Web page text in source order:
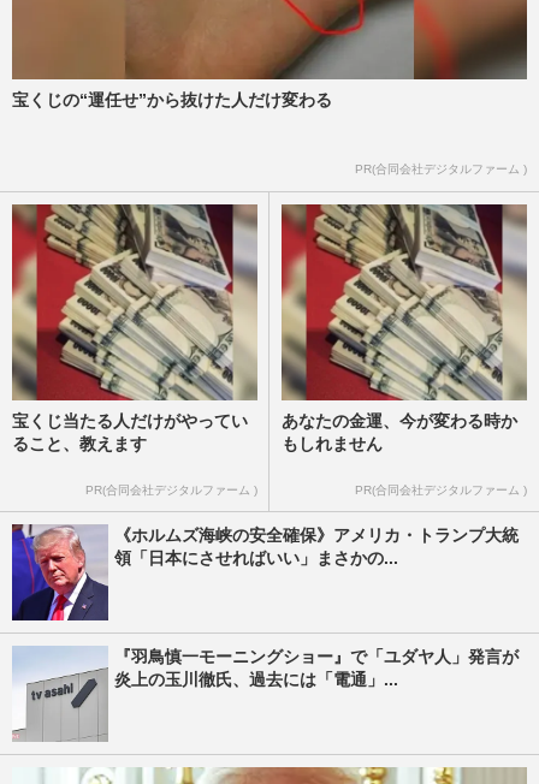
宝くじの“運任せ”から抜けた人だけ変わる
PR(合同会社デジタルファーム )
宝くじ当たる人だけがやってい
ること、教えます
PR(合同会社デジタルファーム )
あなたの金運、今が変わる時か
もしれません
PR(合同会社デジタルファーム )
《ホルムズ海峡の安全確保》アメリカ・トランプ大統
領「日本にさせればいい」まさかの...
『羽鳥慎一モーニングショー』で「ユダヤ人」発言が
炎上の玉川徹氏、過去には「電通」...